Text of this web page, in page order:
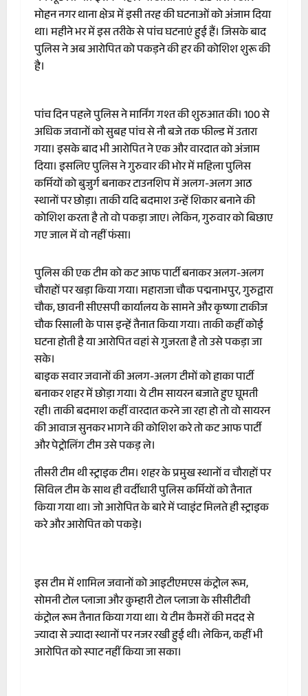
मोहन नगर थाना क्षेत्र में इसी तरह की घटनाओं को अंजाम दिया
था। महीने भर में इस तरीके से पांच घटनाएं हुई हैं। जिसके बाद
पुलिस ने अब आरोपित को पकड़ने की हर की कोशिश शुरू की
है।
पांच दिन पहले पुलिस ने मार्निंग गश्त की शुरुआत की। 100 से
अधिक जवानों को सुबह पांच से नौ बजे तक फील्ड में उतारा
गया। इसके बाद भी आरोपित ने एक और वारदात को अंजाम
दिया। इसलिए पुलिस ने गुरुवार की भोर में महिला पुलिस
कर्मियों को बुजुर्ग बनाकर टाउनशिप में अलग-अलग आठ
स्थानों पर छोड़ा। ताकी यदि बदमाश उन्हें शिकार बनाने की
कोशिश करता है तो वो पकड़ा जाए। लेकिन, गुरुवार को बिछाए
गए जाल में वो नहीं फंसा।
पुलिस की एक टीम को कट आफ पार्टी बनाकर अलग-अलग
चौराहों पर खड़ा किया गया। महाराजा चौक पद्मनाभपुर, गुरुद्वारा
चौक, छावनी सीएसपी कार्यालय के सामने और कृष्णा टाकीज
चौक रिसाली के पास इन्हें तैनात किया गया। ताकी कहीं कोई
घटना होती है या आरोपित वहां से गुजरता है तो उसे पकड़ा जा
सके।
बाइक सवार जवानों की अलग-अलग टीमों को हाका पार्टी
बनाकर शहर में छोड़ा गया। ये टीम सायरन बजाते हुए घूमती
रही। ताकी बदमाश कहीं वारदात करने जा रहा हो तो वो सायरन
की आवाज सुनकर भागने की कोशिश करे तो कट आफ पार्टी
और पेट्रोलिंग टीम उसे पकड़ ले।
तीसरी टीम थी स्ट्राइक टीम। शहर के प्रमुख स्थानों व चौराहों पर
सिविल टीम के साथ ही वर्दीधारी पुलिस कर्मियों को तैनात
किया गया था। जो आरोपित के बारे में प्वाइंट मिलते ही स्ट्राइक
करे और आरोपित को पकड़े।
इस टीम में शामिल जवानों को आइटीएमएस कंट्रोल रूम,
सोमनी टोल प्लाजा और कुम्हारी टोल प्लाजा के सीसीटीवी
कंट्रोल रूम तैनात किया गया था। ये टीम कैमरों की मदद से
ज्यादा से ज्यादा स्थानों पर नजर रखी हुई थी। लेकिन, कहीं भी
आरोपित को स्पाट नहीं किया जा सका।